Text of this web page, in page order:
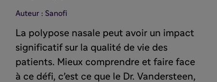
Auteur : Sanofi
La polypose nasale peut avoir un impact
significatif sur la qualité de vie des
patients. Mieux comprendre et faire face
à ce défi, c’est ce que le Dr. Vandersteen,